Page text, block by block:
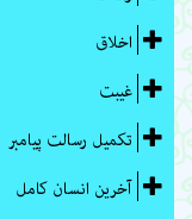
اخلاق
غیبت
تکمیل رسالت پیامبر
آخرین انسان کامل